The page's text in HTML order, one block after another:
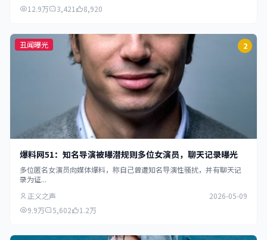
12.9万
3,421 8,920
丑闻曝光 2
爆料网51：知名导演被曝潜规则多位女演员，聊天记录曝光
多位匿名女演员向媒体爆料，称自己曾遭知名导演性骚扰，并有聊天记
录为证...
正义之声
2026-05-09
9.9万
5,602 1.2万